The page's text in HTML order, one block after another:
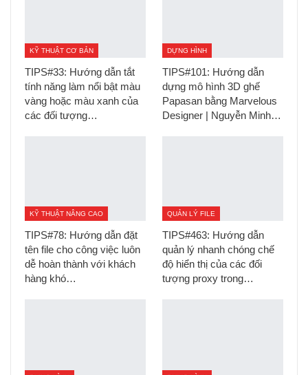
KỸ THUẬT CƠ BẢN
TIPS#33: Hướng dẫn tắt
tính năng làm nổi bật màu
vàng hoặc màu xanh của
các đối tượng…
DỰNG HÌNH
TIPS#101: Hướng dẫn
dựng mô hình 3D ghế
Papasan bằng Marvelous
Designer | Nguyễn Minh…
KỸ THUẬT NÂNG CAO
TIPS#78: Hướng dẫn đặt
tên file cho công việc luôn
dễ hoàn thành với khách
hàng khó…
QUẢN LÝ FILE
TIPS#463: Hướng dẫn
quản lý nhanh chóng chế
độ hiển thị của các đối
tượng proxy trong…